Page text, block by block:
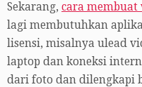
Sekarang, cara
lagi membutuhkan
lisensi, misalnya ulead
laptop dan koneksi
dari foto dan dilengkapi